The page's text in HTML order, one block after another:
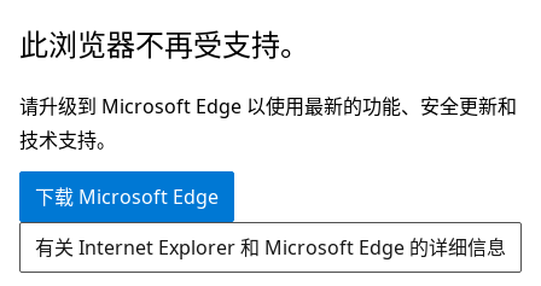
跳
主
要
内
此浏览器不再受支持。
请升级到 Microsoft Edge 以使用最新的功能、安全更新和
技术支持。
下载 Microsoft Edge
有关 Internet Explorer 和 Microsoft Edge 的详细信息